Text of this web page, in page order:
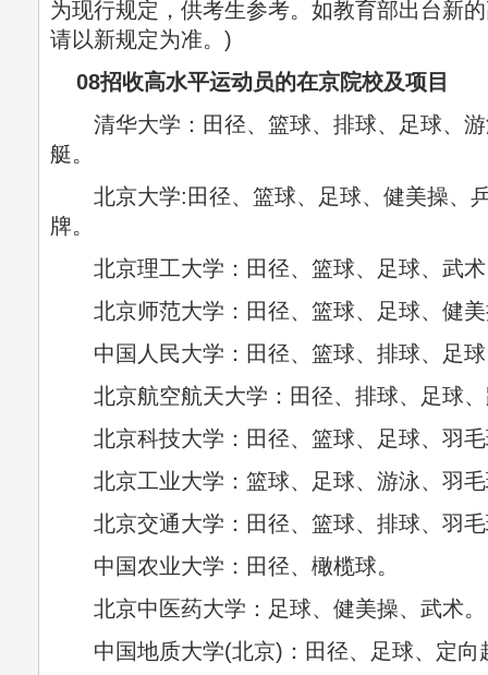
为现行规定，供考生参考。如教育部出台新
请以新规定为准。)
08招收高水平运动员的在京院校及项目
清华大学：田径、篮球、排球、足球、游
艇。
北京大学:田径、篮球、足球、健美操、
牌。
北京理工大学：田径、篮球、足球、武术
北京师范大学：田径、篮球、足球、健美
中国人民大学：田径、篮球、排球、足球
北京航空航天大学：田径、排球、足球、
北京科技大学：田径、篮球、足球、羽毛
北京工业大学：篮球、足球、游泳、羽毛
北京交通大学：田径、篮球、排球、羽毛
中国农业大学：田径、橄榄球。
北京中医药大学：足球、健美操、武术。
中国地质大学(北京)：田径、足球、定向